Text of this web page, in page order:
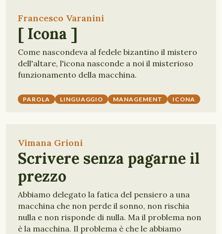
Francesco Varanini
[ Icona ]
Come nascondeva al fedele bizantino il mistero
dell'altare, l'icona nasconde a noi il misterioso
funzionamento della macchina.
PAROLA LINGUAGGIO MANAGEMENT ICONA
Vimana Grioni
Scrivere senza pagarne il
prezzo
Abbiamo delegato la fatica del pensiero a una
macchina che non perde il sonno, non rischia
nulla e non risponde di nulla. Ma il problema non
è la macchina. Il problema è che le abbiamo